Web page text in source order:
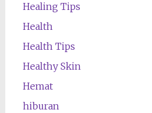
Healing Tips
Health
Health Tips
Healthy Skin
Hemat
hiburan